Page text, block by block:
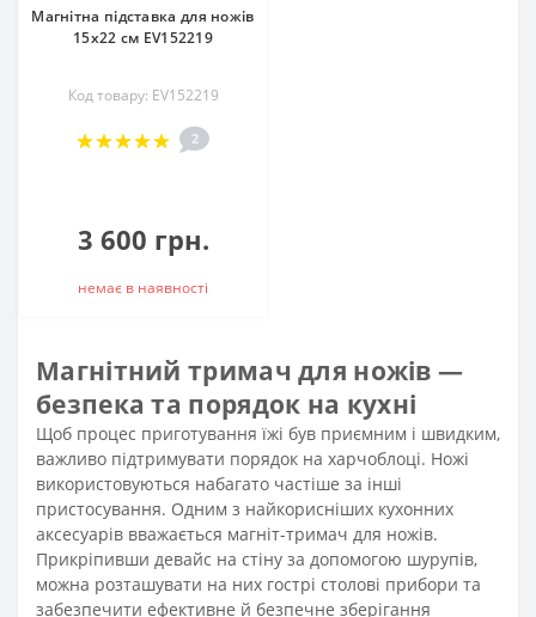
Магнітна підставка для ножів
15х22 см EV152219
Код товару: EV152219
2
3 600 грн.
немає в наявностi
Магнітний тримач для ножів —
безпека та порядок на кухні
Щоб процес приготування їжі був приємним і швидким,
важливо підтримувати порядок на харчоблоці. Ножі
використовуються набагато частіше за інші
пристосування. Одним з найкорисніших кухонних
аксесуарів вважається магніт-тримач для ножів.
Прикріпивши девайс на стіну за допомогою шурупів,
можна розташувати на них гострі столові прибори та
забезпечити ефективне й безпечне зберігання